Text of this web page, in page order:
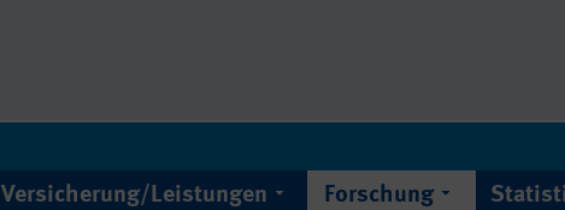
Versicherung/Leistungen Forschung